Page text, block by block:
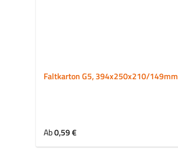
Faltkarton G5, 394x250x210/149mm
Regulärer Preis:
Ab0,59 €